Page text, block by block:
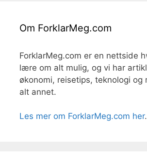
Om ForklarMeg.com
ForklarMeg.com er en nettside
lære om alt mulig, og vi har
økonomi, reisetips, teknologi og
alt annet.
Les mer om ForklarMeg.com her.